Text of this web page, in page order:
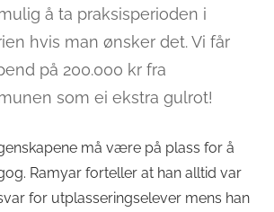
å ta praksisperioden i
hvis man ønsker det. Vi får
på 200.000 kr fra
som ei ekstra gulrot!
må være på plass for å
Ramyar forteller at han alltid var
for utplasseringselever mens han